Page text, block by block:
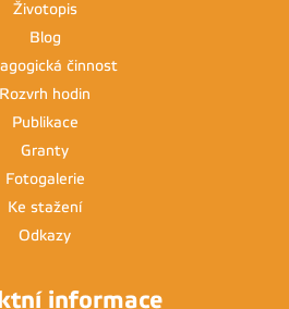
Životopis
Blog
činnost
Rozvrh hodin
Publikace
Granty
Fotogalerie
Ke stažení
Odkazy
informace